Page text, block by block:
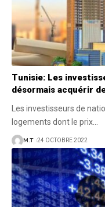
Tunisie: Les
désormais acquérir
Les investisseurs de
logements dont le prix
M.T 24 OCTOBRE 2022